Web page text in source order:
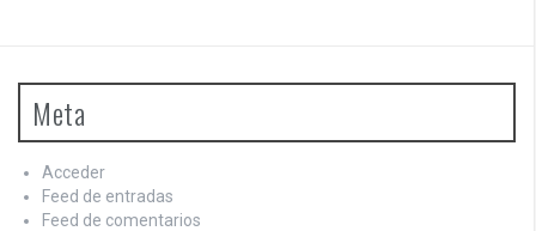
Meta
Acceder
Feed de entradas
Feed de comentarios